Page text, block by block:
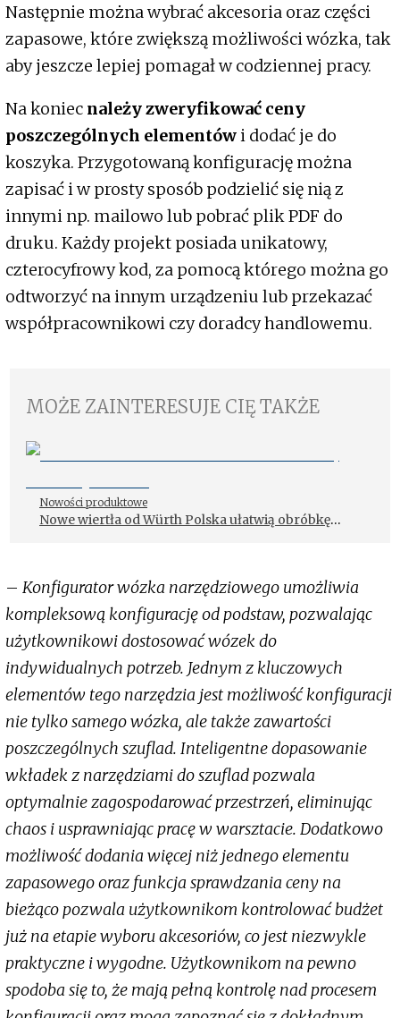
Następnie można wybrać akcesoria oraz części
zapasowe, które zwiększą możliwości wózka, tak
aby jeszcze lepiej pomagał w codziennej pracy.
Na koniec należy zweryfikować ceny
poszczególnych elementówi dodać je do
koszyka. Przygotowaną konfigurację można
zapisać i w prosty sposób podzielić się nią z
innymi np. mailowo lub pobrać plik PDF do
druku. Każdy projekt posiada unikatowy,
czterocyfrowy kod, za pomocą którego można go
odtworzyć na innym urządzeniu lub przekazać
współpracownikowi czy doradcy handlowemu.
MOŻE ZAINTERESUJE CIĘ TAKŻE
Nowości produktowe
Nowe wiertła od Würth Polska ułatwią obróbkę
– Konfigurator wózka narzędziowego umożliwia
kompleksową konfigurację od podstaw, pozwalając
użytkownikowi dostosować wózek do
indywidualnych potrzeb. Jednym z kluczowych
elementów tego narzędzia jest możliwość konfiguracji
nie tylko samego wózka, ale także zawartości
poszczególnych szuflad. Inteligentne dopasowanie
wkładek z narzędziami do szuflad pozwala
optymalnie zagospodarować przestrzeń, eliminując
chaos i usprawniając pracę w warsztacie. Dodatkowo
możliwość dodania więcej niż jednego elementu
zapasowego oraz funkcja sprawdzania ceny na
bieżąco pozwala użytkownikom kontrolować budżet
już na etapie wyboru akcesoriów, co jest niezwykle
praktyczne i wygodne. Użytkownikom na pewno
spodoba się to, że mają pełną kontrolę nad procesem